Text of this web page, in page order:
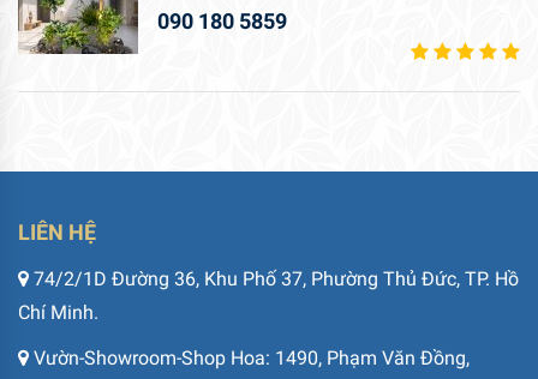
090 180 5859
LIÊN HỆ
74/2/1D Đường 36, Khu Phố 37, Phường Thủ Đức, TP. Hồ
Chí Minh.
Vườn-Showroom-Shop Hoa: 1490, Phạm Văn Đồng,